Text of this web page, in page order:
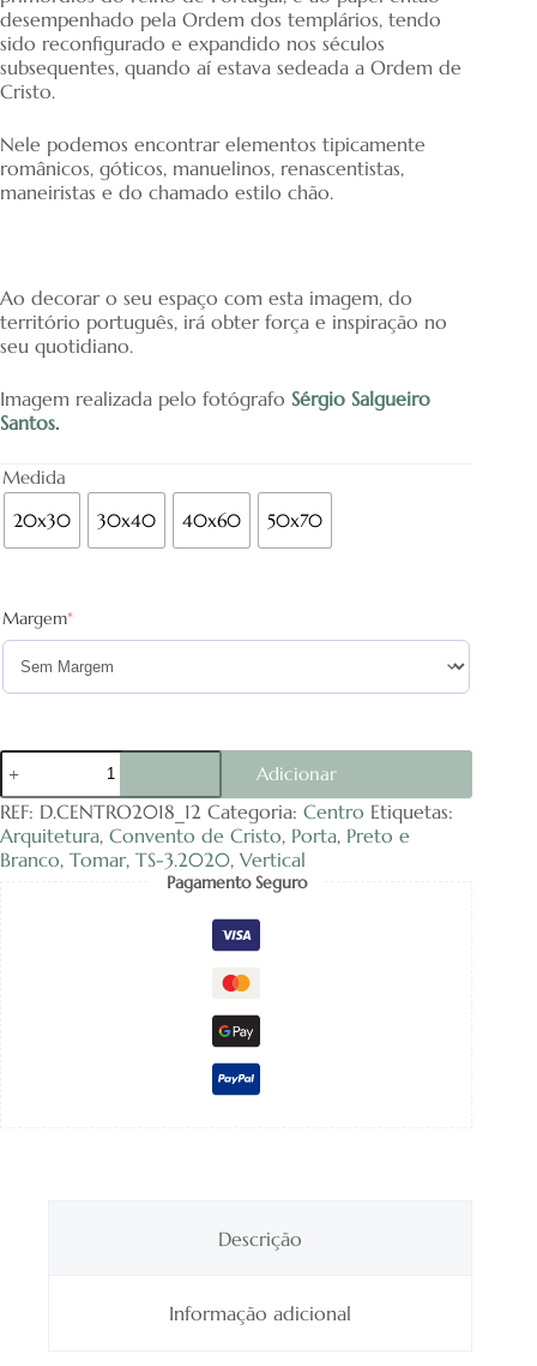
desempenhado pela Ordem dos templários, tendo
sido reconfigurado e expandido nos séculos
subsequentes, quando aí estava sedeada a Ordem de
Cristo.
Nele podemos encontrar elementos tipicamente
românicos, góticos, manuelinos, renascentistas,
maneiristas e do chamado estilo chão.
Ao decorar o seu espaço com esta imagem, do
território português, irá obter força e inspiração no
seu quotidiano.
Imagem realizada pelo fotógrafo Sérgio Salgueiro
Santos.
Medida
20x30
30x40 40x60 50x70
Margem*(required)
Quantidade
de
Convento
de
Cristo
-
Adicionar
REF: D.CENTRO2018_12 Categoria: Centro Etiquetas:
Arquitetura, Convento de Cristo, Porta, Preto e
Branco, Tomar, TS-3.2020, Vertical
Pagamento Seguro
Descrição
Informação adicional